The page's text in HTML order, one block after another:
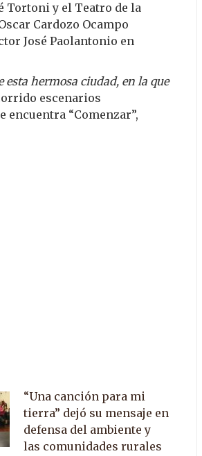
Tortoni y el Teatro de la
Cardozo Ocampo
José Paolantonio en
hermosa ciudad, en la que
escenarios
“Comenzar”,
“Una canción para mi
tierra” dejó su mensaje en
defensa del ambiente y
las comunidades rurales